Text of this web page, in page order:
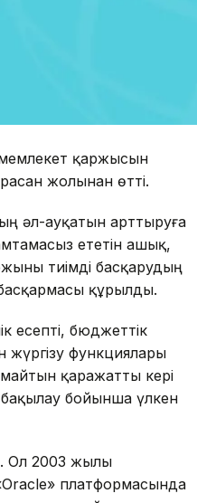
мемлекет қаржысын
жолынан өтті.
әл-ауқатын арттыруға
ететін ашық,
тиімді басқарудың
құрылды.
есепті, бюджеттік
жүргізу функциялары
қаражатты кері
бойынша үлкен
Ол 2003 жылы
платформасында